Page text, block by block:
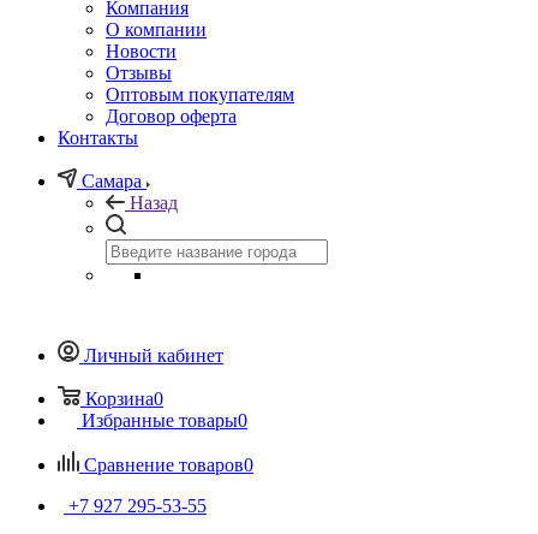
Компания
О компании
Новости
Отзывы
Оптовым покупателям
Договор оферта
Контакты
Самара
Назад
Личный кабинет
Корзина0
Избранные товары0
Сравнение товаров0
+7 927 295-53-55